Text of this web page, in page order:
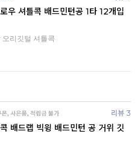
우 셔틀콕 배드민턴공 1타 12개입
리깃털 셔틀콕
리뷰 3
배드랩 빅윙 배드민턴 공 거위 깃